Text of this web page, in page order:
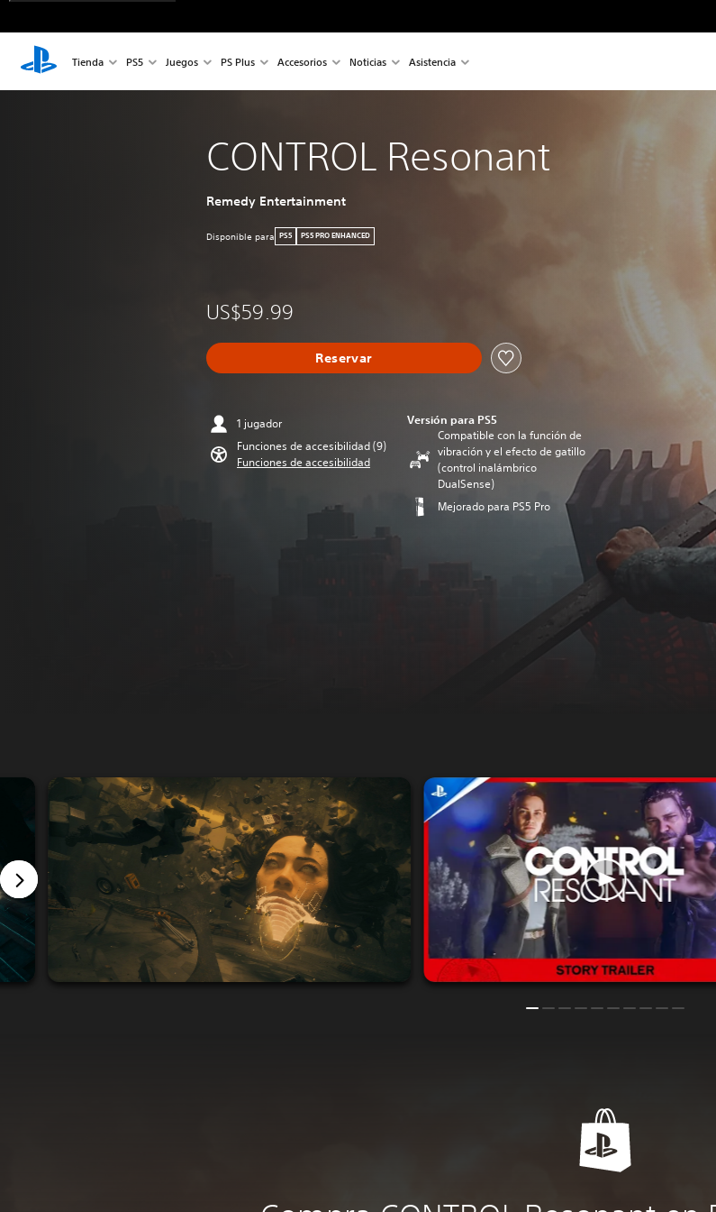
Tienda PS5 Juegos PS Plus Accesorios Noticias Asistencia
CONTROL Resonant
Remedy Entertainment
Disponible para PS5 PS5 PRO ENHANCED
US$59.99
Reservar
1 jugador
Funciones de accesibilidad (9)
Funciones de accesibilidad
Versión para PS5
Compatible con la función de
vibración y el efecto de gatillo
(control inalámbrico
DualSense)
Mejorado para PS5 Pro